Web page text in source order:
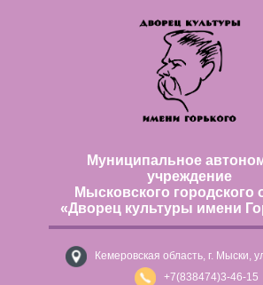
Муниципальное
учреждение
Мысковского городского
«Дворец культуры имени
Кемеровская область, г. Мыски,
+7(838474)3-46-15